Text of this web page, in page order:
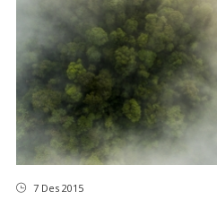
7 Des 2015